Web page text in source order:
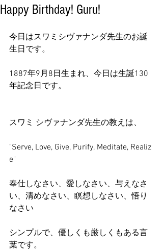
Happy Birthday! Guru!
今日はスワミシヴァナンダ先生のお誕
生日です。
1887年9月8日生まれ、今日は生誕130
年記念日です。
スワミ シヴァナンダ先生の教えは、
"Serve, Love, Give, Purify, Meditate, Realiz
e"
奉仕しなさい、愛しなさい、与えなさ
い、清めなさい、瞑想しなさい、悟り
なさい
シンプルで、優しくも厳しくもある言
葉です。